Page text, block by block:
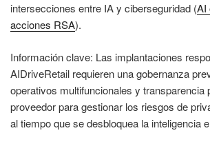
intersecciones entre IA y ciberseguridad (AI
acciones RSA).
Información clave: Las implantaciones
AIDriveRetail requieren una gobernanza
operativos multifuncionales y transparencia
proveedor para gestionar los riesgos de
al tiempo que se desbloquea la inteligencia